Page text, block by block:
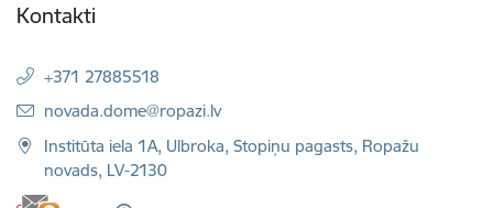
Kontakti
+371 27885518
E-pasts:
novada.dome@ropazi.lv
Institūta iela 1A, Ulbroka, Stopiņu pagasts, Ropažu
novads, LV-2130